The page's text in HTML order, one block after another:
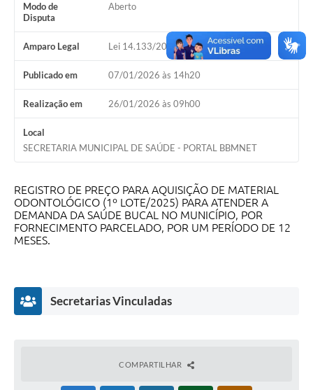
Modo de
Disputa
Aberto
Amparo Legal Lei 14.133/2021, Art 28, I
Publicado em 07/01/2026 às 14h20
Realização em 26/01/2026 às 09h00
Local
SECRETARIA MUNICIPAL DE SAÚDE - PORTAL BBMNET
REGISTRO DE PREÇO PARA AQUISIÇÃO DE MATERIAL
ODONTOLÓGICO (1º LOTE/2025) PARA ATENDER A
DEMANDA DA SAÚDE BUCAL NO MUNICÍPIO, POR
FORNECIMENTO PARCELADO, POR UM PERÍODO DE 12
MESES.
Secretarias Vinculadas
COMPARTILHAR